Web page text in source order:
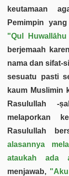
keutamaan
Pemimpin
"Qul
berjemaah
nama dan sifat-
sesuatu pasti
kaum Muslimin
Rasulullah -
melaporkan
Rasulullah
alasannya
ataukah ada
menjawab,